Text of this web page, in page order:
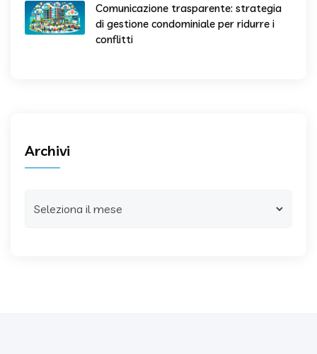
Comunicazione trasparente: strategia
di gestione condominiale per ridurre i
conflitti
Archivi